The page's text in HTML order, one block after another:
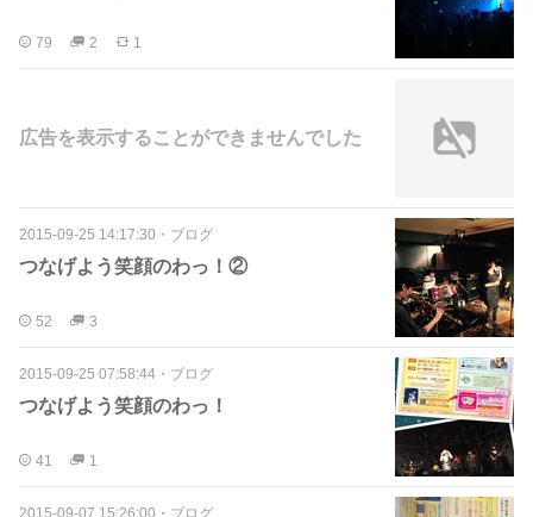
79 2 1
広告を表示することができませんでした
2015-09-25 14:17:30 ・ ブログ
つなげよう笑顔のわっ！②
52 3
2015-09-25 07:58:44 ・ ブログ
つなげよう笑顔のわっ！
41 1
2015-09-07 15:26:00 ・ ブログ